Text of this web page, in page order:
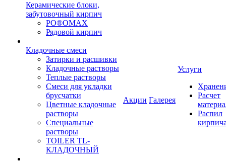
Керамические блоки,
забутовочный кирпич
PO®OMAX
Рядовой кирпич
Кладочные смеси
Затирки и расшивки
Кладочные растворы
Теплые растворы
Смеси для укладки
брусчатки
Цветные кладочные
растворы
Специальные
растворы
TOILER TL-
КЛАДОЧНЫЙ
Акции Галерея
Услуги
Расчет
Распил